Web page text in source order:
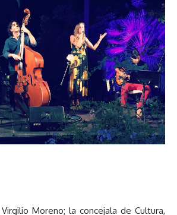
Moreno; la concejala de Cultura,